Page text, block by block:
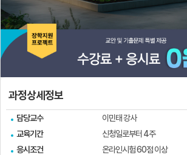
과정상세정보
담당교수
이민태 강사
교육기간
신청일로부터 4주
응시조건
온라인시험 60점 이상